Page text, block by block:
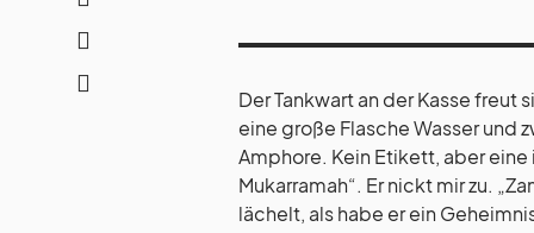
Der Tankwart an der Kasse freut
eine große Flasche Wasser und
Amphore. Kein Etikett, aber
Mukarramah“. Er nickt mir zu.
lächelt, als habe er ein